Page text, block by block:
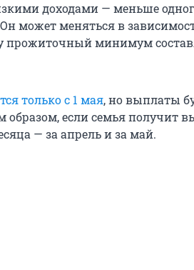
доходами — меньше
может меняться в
прожиточный минимум
только с 1 мая, но выплаты
образом, если семья получит
— за апрель и за май.